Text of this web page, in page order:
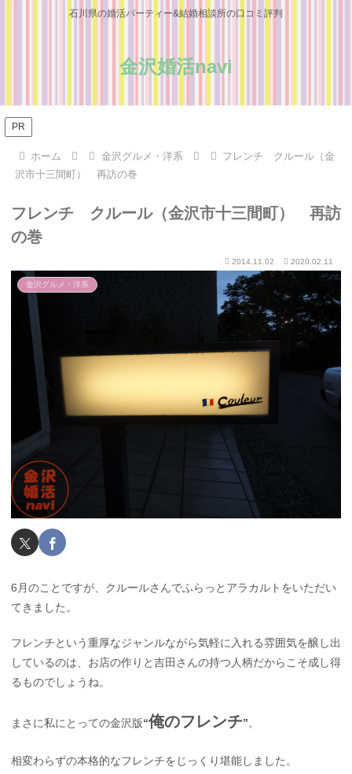
石川県の婚活パーティー&結婚相談所の口コミ評判
金沢婚活navi
PR
ホーム 金沢グルメ・洋系
フレンチ クルール（金
沢市十三間町） 再訪の巻
フレンチ クルール（金沢市十三間町） 再訪
の巻
2014.11.02 2020.02.11
金沢グルメ・洋系
6月のことですが、クルールさんでふらっとアラカルトをいただい
てきました。
フレンチという重厚なジャンルながら気軽に入れる雰囲気を醸し出
しているのは、お店の作りと吉田さんの持つ人柄だからこそ成し得
るものでしょうね。
まさに私にとっての金沢版“俺のフレンチ”。
相変わらずの本格的なフレンチをじっくり堪能しました。